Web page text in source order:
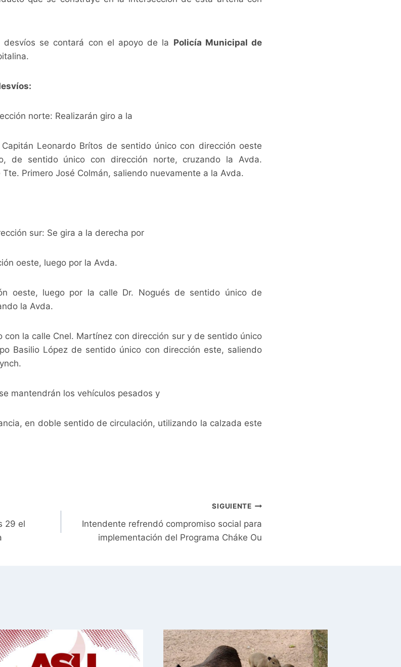
desvíos se contará con el apoyo de la Policía Municipal de
norte: Realizarán giro a la
Leonardo Brítos de sentido único con dirección oeste
de sentido único con dirección norte, cruzando la Avda.
Primero José Colmán, saliendo nuevamente a la Avda.
sur: Se gira a la derecha por
oeste, luego por la Avda.
oeste, luego por la calle Dr. Nogués de sentido único de
la Avda.
con la calle Cnel. Martínez con dirección sur y de sentido único
Basilio López de sentido único con dirección este, saliendo
mantendrán los vehículos pesados y
en doble sentido de circulación, utilizando la calzada este
29 el
SIGUIENTE
Intendente refrendó compromiso social para
implementación del Programa Cháke Ou